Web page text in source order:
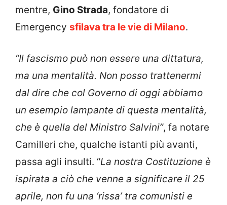
mentre, Gino Strada, fondatore di
Emergency sfilava tra le vie di Milano.
“Il fascismo può non essere una dittatura,
ma una mentalità. Non posso trattenermi
dal dire che col Governo di oggi abbiamo
un esempio lampante di questa mentalità,
che è quella del Ministro Salvini”, fa notare
Camilleri che, qualche istanti più avanti,
passa agli insulti. “La nostra Costituzione è
ispirata a ciò che venne a significare il 25
aprile, non fu una ‘rissa’ tra comunisti e